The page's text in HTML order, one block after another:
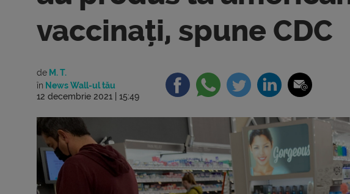
vaccinați, spune CDC
de M. T.
în News Wall-ul tău
12 decembrie 2021 | 15:49